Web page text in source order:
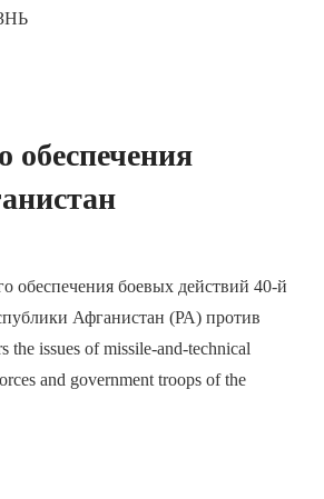
обеспечения
обеспечения боевых действий 40-й
Афганистан (РА) против
issues of missile-and-technical
and government troops of the